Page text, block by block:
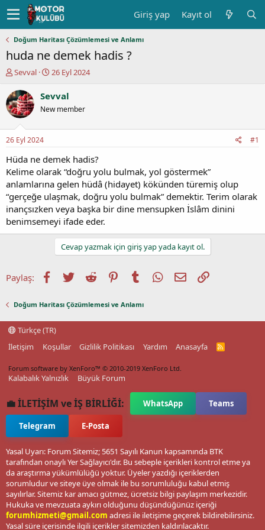
Giriş yap Kayıt ol
Doğum Haritası Çözümlemesi ve Anlamı
huda ne demek hadis ?
K
n
u
y
b
a
ş
a
t
a
n
Sevval
B
ş
a
ç
a
r
i
h
i
26 Eyl 2024
Sevval
New member
26 Eyl 2024 #1
Hüda ne demek hadis?
Kelime olarak “doğru yolu bulmak, yol göstermek”
anlamlarına gelen hüdâ (hidayet) kökünden türemiş olup
“gerçeğe ulaşmak, doğru yolu bulmak” demektir. Terim olarak
inançsızken veya başka bir dine mensupken İslâm dinini
benimsemeyi ifade eder.
Cevap yazmak için giriş yap yada kayıt ol.
Paylaş: Facebook
TwitterReddit PinterestTumblrWhatsApp
E-postaLink
Doğum Haritası Çözümlemesi ve Anlamı
Türkçe (TR)
İletişim
Koşullar Gizlilik Politikası Yardım Anasayfa
R
Forum software by XenForo™ © 2010-2019 XenForo Ltd.
Kalabalık Yalnızlık Büyük Forum
💼 İLETİŞİM ve İŞ BİRLİĞİ: WhatsApp Teams
Telegram E-Posta
Yasal Uyarı: Forum Sitemiz; 5651 Sayılı Kanun kapsamında BTK
tarafından onaylı Yer Sağlayıcı'dır. Bu sebeple içerikleri kontrol etme ya
da araştırma yükümlülüğü yoktur. Üyeler yazdığı içeriklerden
sorumludur ve siteye üye olmak ile bu sorumluluğu kabul etmiş
sayılırlar. Sitemiz kar amacı gütmez, ücretsiz bilgi paylaşım merkezidir.
Hukuka ve mevzuata aykırı olduğunu düşündüğünüz içeriği
forumhizmeti@gmail.com adresi ile iletişime geçerek bildirebilirsiniz.
Yasal süre içerisinde ilgili içerikler sitemizden kaldırılacaktır.